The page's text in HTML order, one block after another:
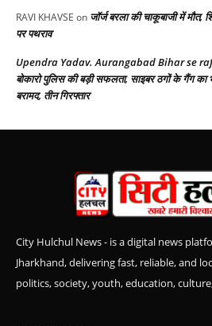
RAVI KHAVSE on जॉर्ज बरला की चाकूबाजी में मौत,
पर पथराव
Upendra Yadav. Aurangabad Bihar se
बोकारो पुलिस की बड़ी सफलता, साइबर ठगों के गैंग
बरामद, तीन गिरफ्तार
City Hulchul News - is a digital news
Jharkhand, delivering fast, reliable, and
politics, society, youth, education,